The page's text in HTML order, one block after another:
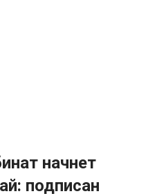
начнет
подписан